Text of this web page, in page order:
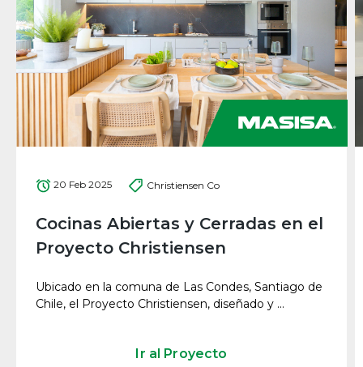
20 Feb 2025 Christiensen Co
Cocinas Abiertas y Cerradas en el
Proyecto Christiensen
Ubicado en la comuna de Las Condes, Santiago de
Chile, el Proyecto Christiensen, diseñado y ...
Ir al Proyecto